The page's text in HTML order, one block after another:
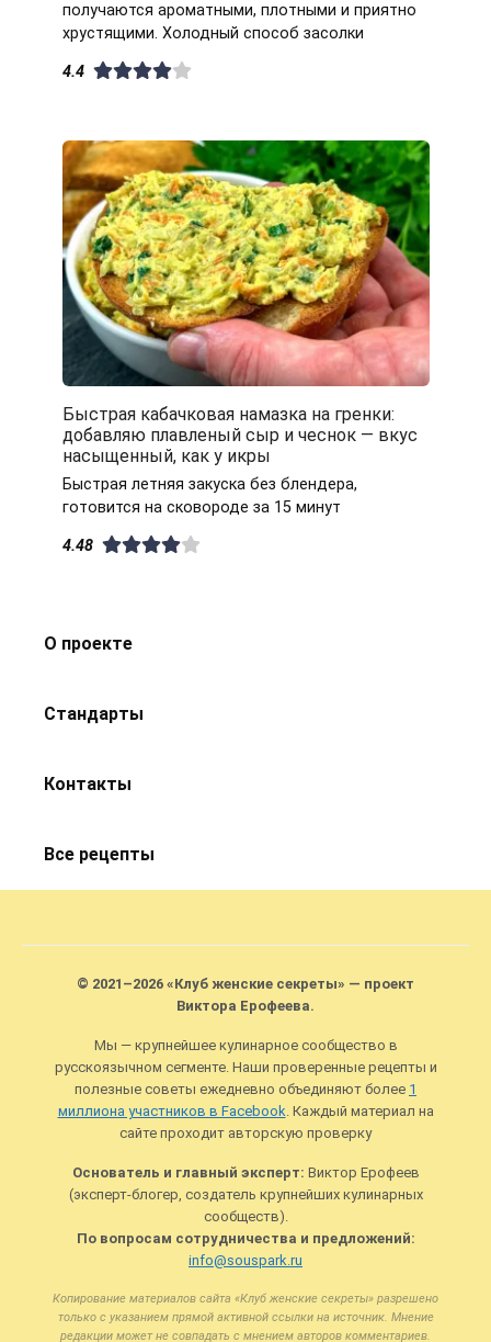
получаются ароматными, плотными и приятно
хрустящими. Холодный способ засолки
4.4
Быстрая кабачковая намазка на гренки:
добавляю плавленый сыр и чеснок — вкус
насыщенный, как у икры
Быстрая летняя закуска без блендера,
готовится на сковороде за 15 минут
4.48
О проекте
Стандарты
Контакты
Все рецепты
© 2021–2026 «Клуб женские секреты» — проект
Виктора Ерофеева.
Мы — крупнейшее кулинарное сообщество в
русскоязычном сегменте. Наши проверенные рецепты и
полезные советы ежедневно объединяют более 1
миллиона участников в Facebook . Каждый материал на
сайте проходит авторскую проверку
Основатель и главный эксперт: Виктор Ерофеев
(эксперт-блогер, создатель крупнейших кулинарных
сообществ).
По вопросам сотрудничества и предложений:
info@souspark.ru
Копирование материалов сайта «Клуб женские секреты» разрешено
только с указанием прямой активной ссылки на источник. Мнение
редакции может не совпадать с мнением авторов комментариев.